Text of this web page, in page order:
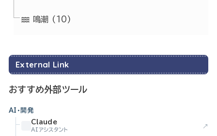
鳴潮 (10)
External Link
おすすめ外部ツール
AI・開発
Claude
AIアシスタント
↗